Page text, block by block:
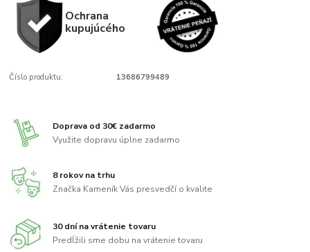
Ochrana
kupujúcého
Číslo produktu: 13686799489
Doprava od 30€ zadarmo
Využite dopravu úplne zadarmo
8 rokov na trhu
Značka Kameník Vás presvedčí o kvalite
30 dní na vrátenie tovaru
Predĺžili sme dobu na vrátenie tovaru